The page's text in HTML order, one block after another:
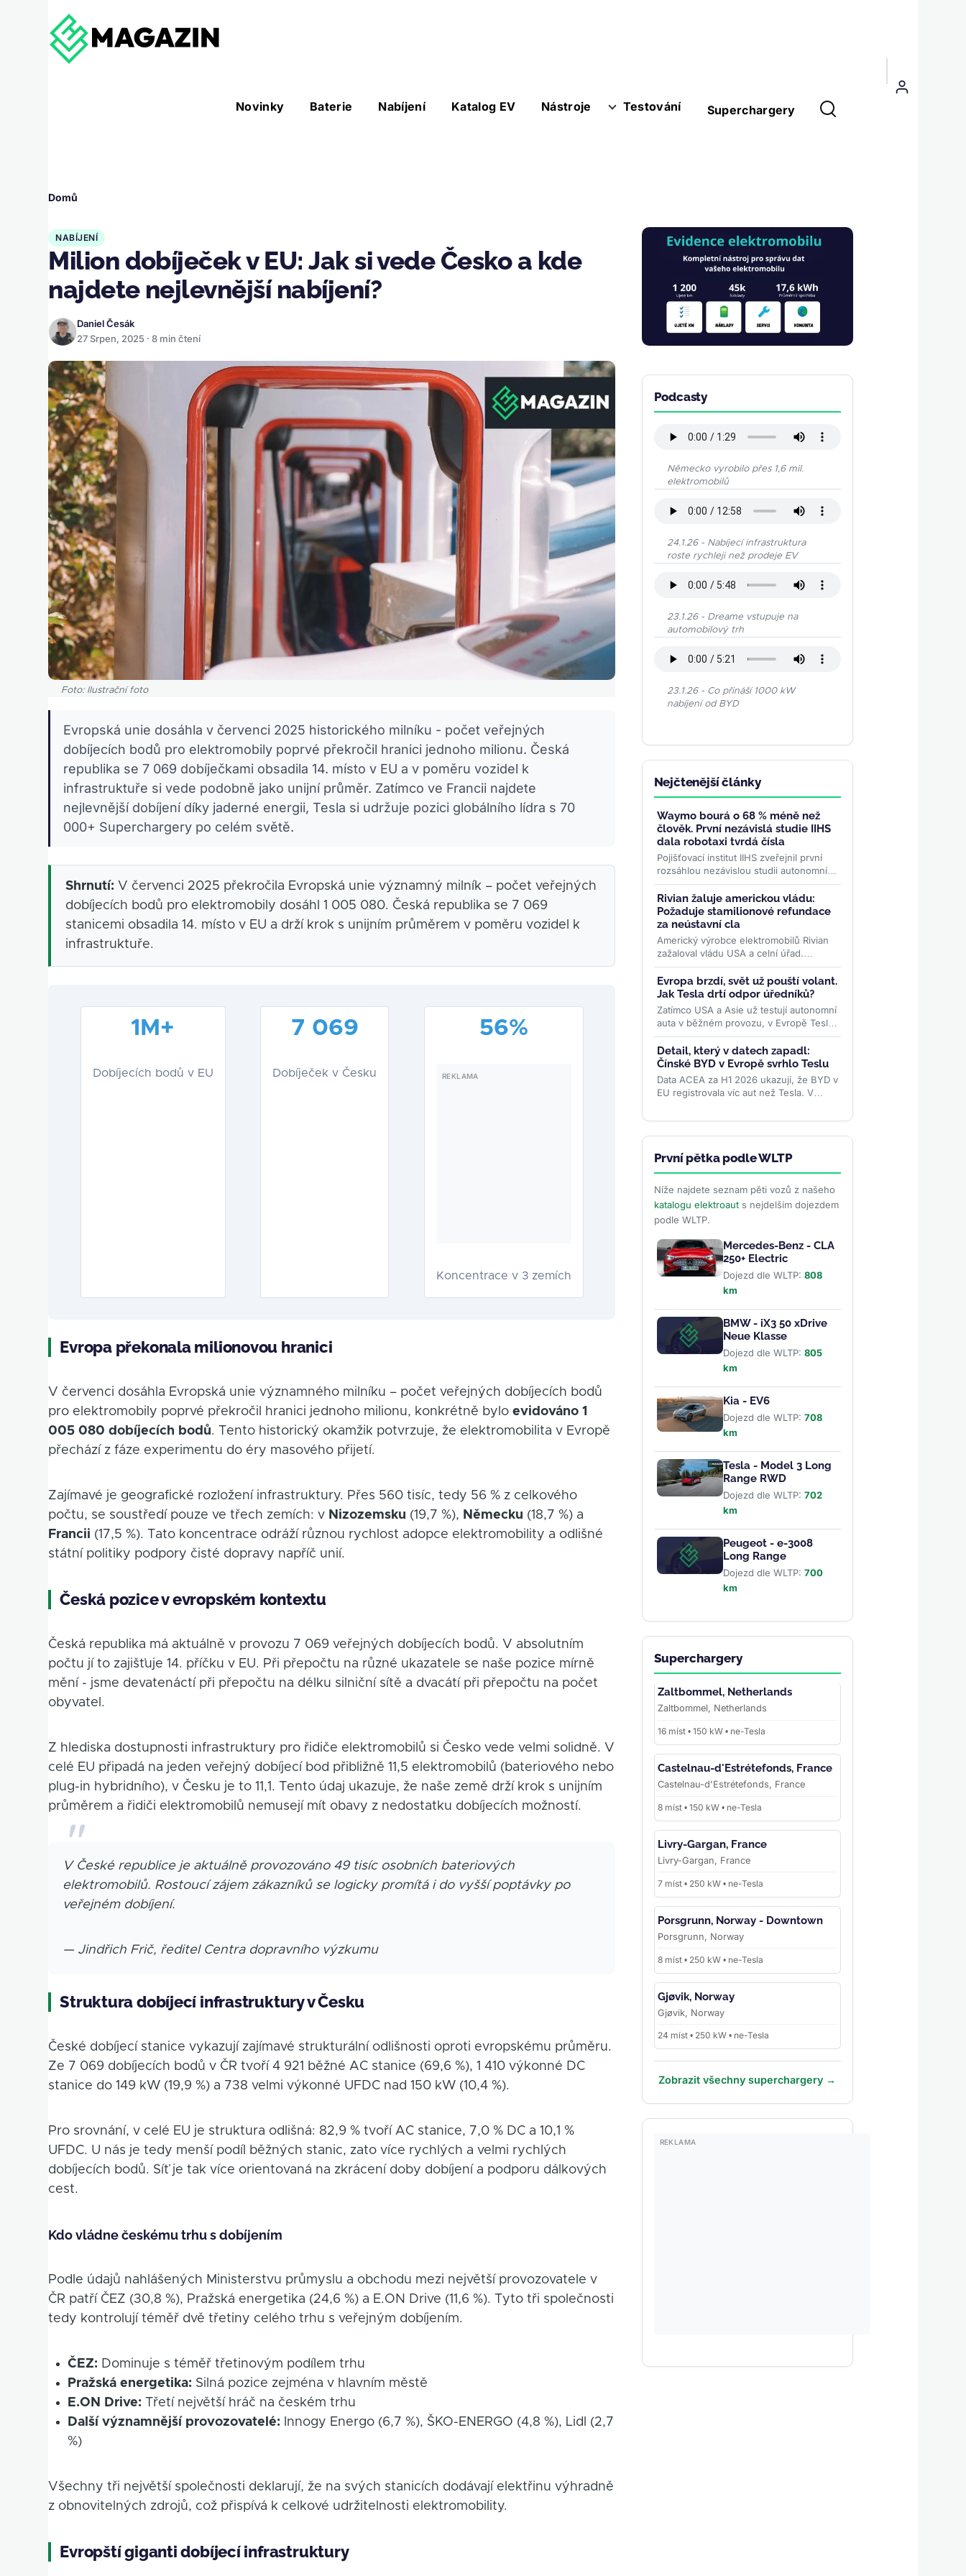
Hlavní
Novinky Baterie Nabíjení Katalog EV Nástroje
Nástroje sub-navigation Testování Superchargery
Menu
uživatelského
Drobečková
navigace
Domů
NABÍJENÍ
Milion dobíječek v EU: Jak si vede Česko a kde
najdete nejlevnější nabíjení?
Daniel Česák
27 Srpen, 2025 · 8 min čtení
Foto: Ilustrační foto
Evropská unie dosáhla v červenci 2025 historického milníku - počet veřejných
dobíjecích bodů pro elektromobily poprvé překročil hranici jednoho milionu. Česká
republika se 7 069 dobíječkami obsadila 14. místo v EU a v poměru vozidel k
infrastruktuře si vede podobně jako unijní průměr. Zatímco ve Francii najdete
nejlevnější dobíjení díky jaderné energii, Tesla si udržuje pozici globálního lídra s 70
000+ Superchargery po celém světě.
Shrnutí: V červenci 2025 překročila Evropská unie významný milník – počet veřejných
dobíjecích bodů pro elektromobily dosáhl 1 005 080. Česká republika se 7 069
stanicemi obsadila 14. místo v EU a drží krok s unijním průměrem v poměru vozidel k
infrastruktuře.
1M+
Dobíjecích bodů v EU
7 069
Dobíječek v Česku
56%
Koncentrace v 3 zemích
Evropa překonala milionovou hranici
V červenci dosáhla Evropská unie významného milníku – počet veřejných dobíjecích bodů
pro elektromobily poprvé překročil hranici jednoho milionu, konkrétně byloevidováno 1
005 080 dobíjecích bodů. Tento historický okamžik potvrzuje, že elektromobilita v Evropě
přechází z fáze experimentu do éry masového přijetí.
Zajímavé je geografické rozložení infrastruktury. Přes 560 tisíc, tedy 56 % z celkového
počtu, se soustředí pouze ve třech zemích: v Nizozemsku (19,7 %), Německu (18,7 %) a
Francii (17,5 %). Tato koncentrace odráží různou rychlost adopce elektromobility a odlišné
státní politiky podpory čisté dopravy napříč unií.
Česká pozice v evropském kontextu
Česká republika má aktuálně v provozu 7 069 veřejných dobíjecích bodů. V absolutním
počtu jí to zajišťuje 14. příčku v EU. Při přepočtu na různé ukazatele se naše pozice mírně
mění - jsme devatenáctí při přepočtu na délku silniční sítě a dvacátí při přepočtu na počet
obyvatel.
Z hlediska dostupnosti infrastruktury pro řidiče elektromobilů si Česko vede velmi solidně. V
celé EU připadá na jeden veřejný dobíjecí bod přibližně 11,5 elektromobilů (bateriového nebo
plug-in hybridního), v Česku je to 11,1. Tento údaj ukazuje, že naše země drží krok s unijním
průměrem a řidiči elektromobilů nemusejí mít obavy z nedostatku dobíjecích možností.
V České republice je aktuálně provozováno 49 tisíc osobních bateriových
elektromobilů. Rostoucí zájem zákazníků se logicky promítá i do vyšší poptávky po
veřejném dobíjení.
— Jindřich Frič, ředitel Centra dopravního výzkumu
Struktura dobíjecí infrastruktury v Česku
České dobíjecí stanice vykazují zajímavé strukturální odlišnosti oproti evropskému průměru.
Ze 7 069 dobíjecích bodů v ČR tvoří 4 921 běžné AC stanice (69,6 %), 1 410 výkonné DC
stanice do 149 kW (19,9 %) a 738 velmi výkonné UFDC nad 150 kW (10,4 %).
Pro srovnání, v celé EU je struktura odlišná: 82,9 % tvoří AC stanice, 7,0 % DC a 10,1 %
UFDC. U nás je tedy menší podíl běžných stanic, zato více rychlých a velmi rychlých
dobíjecích bodů. Síť je tak více orientovaná na zkrácení doby dobíjení a podporu dálkových
cest.
Kdo vládne českému trhu s dobíjením
Podle údajů nahlášených Ministerstvu průmyslu a obchodu mezi největší provozovatele v
ČR patří ČEZ (30,8 %), Pražská energetika (24,6 %) a E.ON Drive (11,6 %). Tyto tři společnosti
tedy kontrolují téměř dvě třetiny celého trhu s veřejným dobíjením.
ČEZ: Dominuje s téměř třetinovým podílem trhu
Pražská energetika: Silná pozice zejména v hlavním městě
E.ON Drive: Třetí největší hráč na českém trhu
Další významnější provozovatelé: Innogy Energo (6,7 %), ŠKO-ENERGO (4,8 %), Lidl (2,7
%)
Všechny tři největší společnosti deklarují, že na svých stanicích dodávají elektřinu výhradně
z obnovitelných zdrojů, což přispívá k celkové udržitelnosti elektromobility.
Evropští giganti dobíjecí infrastruktury
Obrázek
Podcasty
Německo vyrobilo přes 1,6 mil.
elektromobilů
24.1.26 - Nabíjecí infrastruktura
roste rychleji než prodeje EV
23.1.26 - Dreame vstupuje na
automobilový trh
23.1.26 - Co přináší 1000 kW
nabíjení od BYD
Nejčtenější články
Waymo bourá o 68 % méně než
člověk. První nezávislá studie IIHS
dala robotaxi tvrdá čísla
Pojišťovací institut IIHS zveřejnil první
rozsáhlou nezávislou studii autonomních
vozidel. Waymo na 50 milionech mil bez
řidiče bouralo o...>>
Rivian žaluje americkou vládu:
Požaduje stamilionové refundace
za neústavní cla
Americký výrobce elektromobilů Rivian
zažaloval vládu USA a celní úřad.
Požaduje vrátit desítky milionů dolarů za
zrušená Trumpova... >>
Evropa brzdí, svět už pouští volant.
Jak Tesla drtí odpor úředníků?
Zatímco USA a Asie už testují autonomní
auta v běžném provozu, v Evropě Tesla
naráží na byrokratické překážky. Pět
zemí EU už ale...>>
Detail, který v datech zapadl:
Čínské BYD v Evropě svrhlo Teslu
Data ACEA za H1 2026 ukazují, že BYD v
EU registrovala víc aut než Tesla. V
rozhodly ceny paliv i...>>
První pětka podle WLTP
Níže najdete seznam pěti vozů z našeho
katalogu elektroauts nejdelším dojezdem
podle WLTP.
Mercedes-Benz - CLA
250+ Electric
Dojezd dle WLTP: 808
km
BMW - iX3 50 xDrive
Neue Klasse
Dojezd dle WLTP: 805
km
Kia - EV6
Dojezd dle WLTP: 708
km
Tesla - Model 3 Long
Range RWD
Dojezd dle WLTP: 702
km
Peugeot - e-3008
Long Range
Dojezd dle WLTP: 700
km
Superchargery
Zaltbommel, Netherlands
Zaltbommel, Netherlands
16 míst • 150 kW • ne-Tesla
Castelnau-d'Estrétefonds, France
Castelnau-d'Estrétefonds, France
8 míst • 150 kW • ne-Tesla
Livry-Gargan, France
Livry-Gargan, France
7 míst • 250 kW • ne-Tesla
Porsgrunn, Norway - Downtown
Porsgrunn, Norway
8 míst • 250 kW • ne-Tesla
Gjøvik, Norway
Gjøvik, Norway
24 míst • 250 kW • ne-Tesla
Zobrazit všechny superchargery →